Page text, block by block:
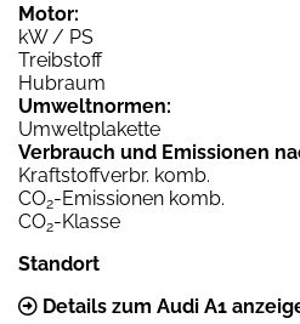
Motor:
kW / PS
Treibstoff
Hubraum
Umweltnormen:
Umweltplakette
Verbrauch und Emissionen
Kraftstoffverbr. komb.
CO2-Emissionen komb.
CO2-Klasse
Standort
Details zum Audi A1